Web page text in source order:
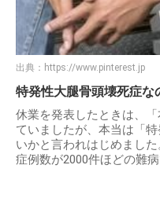
出典： https://www.pinterest.jp
特発性大腿骨頭壊死症な
休業を発表したときは、
ていましたが、本当は「
いかと言われはじめまし
症例数が2000件ほどの難病